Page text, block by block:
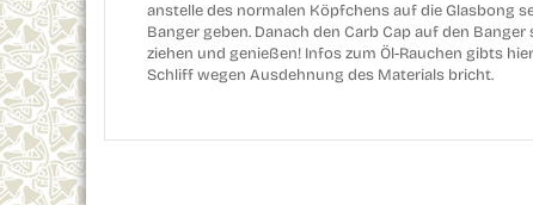
anstelle des normalen Köpfchens auf die Glasbong
Banger geben. Danach den Carb Cap auf den
ziehen und genießen! Infos zum Öl-Rauchen gibts
Schliff wegen Ausdehnung des Materials bricht.